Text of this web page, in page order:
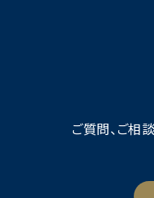
ご質問、ご相